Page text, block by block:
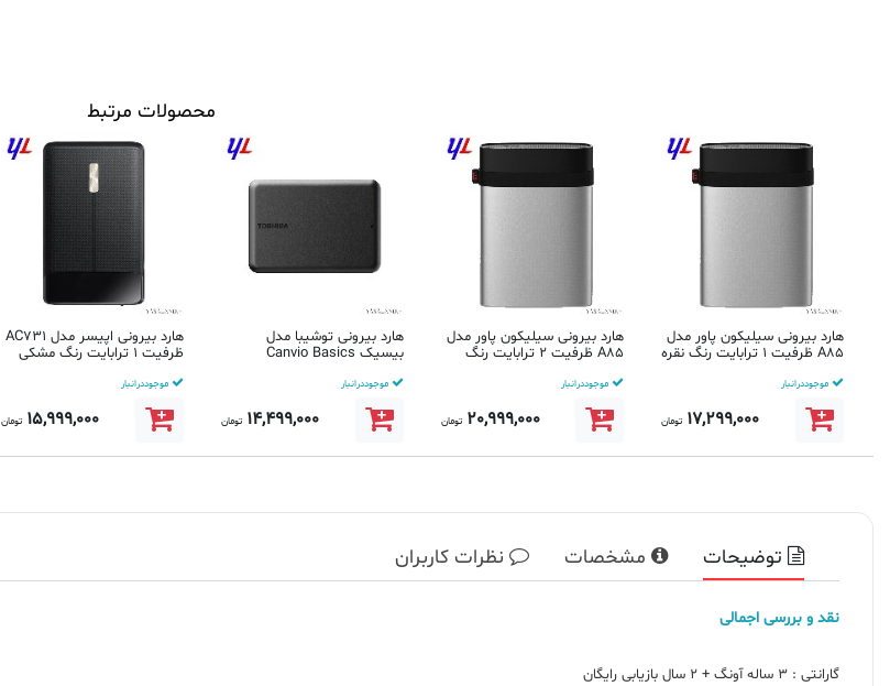
محصولات مرتبط
هارد بیرونی سیلیکون پاور مدل
A85 ظرفیت 1 ترابایت رنگ نقره
موجود در انبار
17,299,000 تومان
هارد بیرونی سیلیکون پاور مدل
A85 ظرفیت 2 ترابایت رنگ
موجود در انبار
20,999,000 تومان
هارد بیرونی توشیبا مدل
بیسیک Canvio Basics
موجود در انبار
14,499,000 تومان
هارد بیرونی اپیسر مدل AC731
ظرفیت 1 ترابایت رنگ مشکی
موجود در انبار
15,999,000 تومان
توضیحات مشخصات نظرات کاربران
نقد و بررسی اجمالی